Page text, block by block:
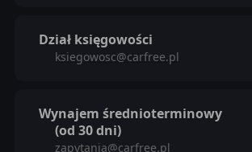
Dział księgowości
ksiegowosc@carfree.pl
Wynajem średnioterminowy
(od 30 dni)
zapytania@carfree.pl